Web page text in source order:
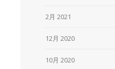
2月 2021
12月 2020
10月 2020